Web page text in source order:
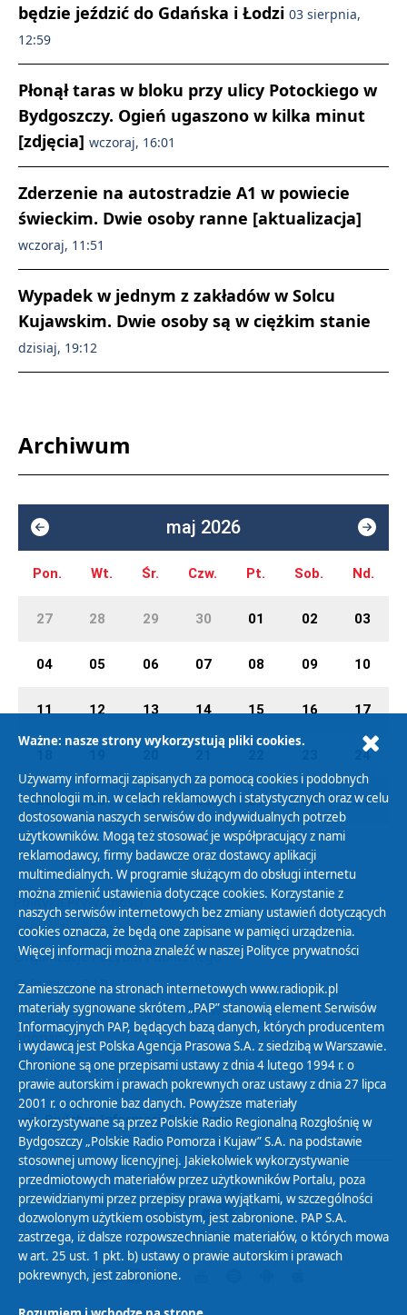
będzie jeździć do Gdańska i Łodzi 03 sierpnia,
12:59
Płonął taras w bloku przy ulicy Potockiego w
Bydgoszczy. Ogień ugaszono w kilka minut
[zdjęcia] wczoraj, 16:01
Zderzenie na autostradzie A1 w powiecie
świeckim. Dwie osoby ranne [aktualizacja]
wczoraj, 11:51
Wypadek w jednym z zakładów w Solcu
Kujawskim. Dwie osoby są w ciężkim stanie
dzisiaj, 19:12
Archiwum
maj 2026
Pon. Wt. Śr. Czw. Pt. Sob. Nd.
27 28 29 30 01 02 03
04 05 06 07 08 09 10
11 12 13 14 15 16 17
24
25 26 27 28 29 30 31
Polityka Prywatności
Zasady korzystania z Serwisu
Organizacje Pożytku Publicznego
Cyfryzacja DAB+
Polityka ochrony danych osobowych
Abonament
Zamówienia publiczne
Biuletyn Informacji Publicznej
Ważne: nasze strony wykorzystują pliki cookies.
Używamy informacji zapisanych za pomocą cookies i podobnych
technologii m.in. w celach reklamowych i statystycznych oraz w celu
dostosowania naszych serwisów do indywidualnych potrzeb
użytkowników. Mogą też stosować je współpracujący z nami
reklamodawcy, firmy badawcze oraz dostawcy aplikacji
multimedialnych. W programie służącym do obsługi internetu
można zmienić ustawienia dotyczące cookies. Korzystanie z
naszych serwisów internetowych bez zmiany ustawień dotyczących
cookies oznacza, że będą one zapisane w pamięci urządzenia.
Więcej informacji można znaleźć w naszej Polityce prywatności
Zamieszczone na stronach internetowych www.radiopik.pl
materiały sygnowane skrótem „PAP” stanowią element Serwisów
Informacyjnych PAP, będących bazą danych, których producentem
i wydawcą jest Polska Agencja Prasowa S.A. z siedzibą w Warszawie.
Chronione są one przepisami ustawy z dnia 4 lutego 1994 r. o
prawie autorskim i prawach pokrewnych oraz ustawy z dnia 27 lipca
2001 r. o ochronie baz danych. Powyższe materiały
wykorzystywane są przez Polskie Radio Regionalną Rozgłośnię w
Bydgoszczy „Polskie Radio Pomorza i Kujaw” S.A. na podstawie
stosownej umowy licencyjnej. Jakiekolwiek wykorzystywanie
przedmiotowych materiałów przez użytkowników Portalu, poza
przewidzianymi przez przepisy prawa wyjątkami, w szczególności
dozwolonym użytkiem osobistym, jest zabronione. PAP S.A.
zastrzega, iż dalsze rozpowszechnianie materiałów, o których mowa
w art. 25 ust. 1 pkt. b) ustawy o prawie autorskim i prawach
pokrewnych, jest zabronione.